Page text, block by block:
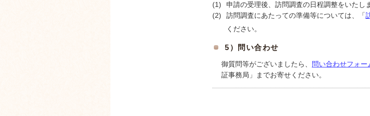
(1)
申請の受理後、訪問調査の日程調整をいたし
(2)
訪問調査にあたっての準備等については、「
ください。
5）問い合わせ
御質問等がございましたら、 問い合わせフォー
証事務局」までお寄せください。